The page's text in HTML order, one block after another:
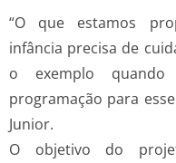
“O que estamos
infância precisa de
o exemplo
programação para
Junior.
O objetivo do